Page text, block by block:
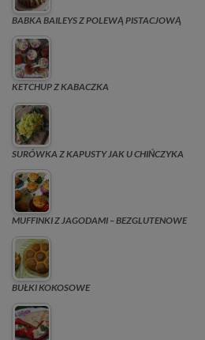
BABKA BAILEYS Z POLEWĄ PISTACJOWĄ
KETCHUP Z KABACZKA
SURÓWKA Z KAPUSTY JAK U CHIŃCZYKA
MUFFINKI Z JAGODAMI – BEZGLUTENOWE
BUŁKI KOKOSOWE